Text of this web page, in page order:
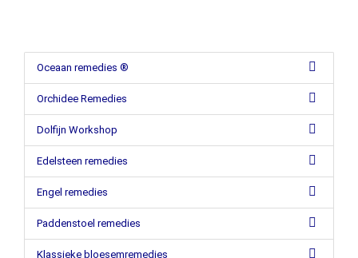
Oceaan remedies ®
Orchidee Remedies
Dolfijn Workshop
Edelsteen remedies
Engel remedies
Paddenstoel remedies
Klassieke bloesemremedies